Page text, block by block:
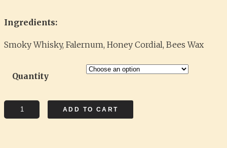
Ingredients:
Smoky Whisky, Falernum, Honey Cordial, Bees Wax
Quantity
Bumbelbee
ADD TO CART